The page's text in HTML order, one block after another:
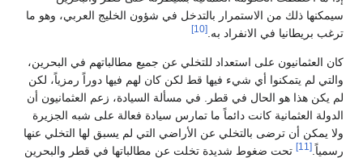
سيمكنها ذلك من الاستمرار بالتدخل في شؤون الخليج العربي، وهو ما
ترغب بريطانيا في الانفراد به. [10]
كان العثمانيون على استعداد للتخلي عن جميع مطالباتهم في البحرين،
والتي لم يتمكنوا أي شيء فيها قط لكن كان لهم فيها دوراً رمزياً، لكن
لم يكن هذا هو الحال في قطر. في مسألة السيادة، زعم العثمانيون أن
الدولة العثمانية كانت دائماً ما تمارس سيادة فعالة على شبه الجزيرة
ولا يمكن أن ترضى بالتخلي عن الأراضي التي لم يسبق لها التخلي عنها
رسمياً. [11]
تحت ضغوط شديدة تخلت عن مطالباتها في قطر والبحرين